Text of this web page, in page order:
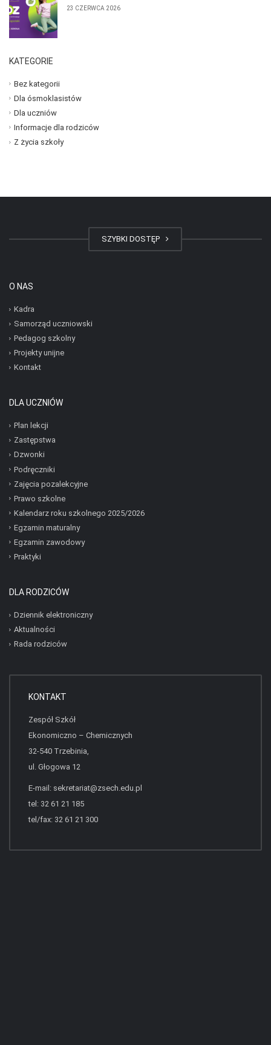
23 CZERWCA 2026
KATEGORIE
Bez kategorii
Dla ósmoklasistów
Dla uczniów
Informacje dla rodziców
Z życia szkoły
SZYBKI DOSTĘP
O NAS
Kadra
Samorząd uczniowski
Pedagog szkolny
Projekty unijne
Kontakt
DLA UCZNIÓW
Plan lekcji
Zastępstwa
Dzwonki
Podręczniki
Zajęcia pozalekcyjne
Prawo szkolne
Kalendarz roku szkolnego 2025/2026
Egzamin maturalny
Egzamin zawodowy
Praktyki
DLA RODZICÓW
Dziennik elektroniczny
Aktualności
Rada rodziców
KONTAKT
Zespół Szkół
Ekonomiczno – Chemicznych
32-540 Trzebinia,
ul. Głogowa 12
E-mail: sekretariat@zsech.edu.pl
tel: 32 61 21 185
tel/fax: 32 61 21 300